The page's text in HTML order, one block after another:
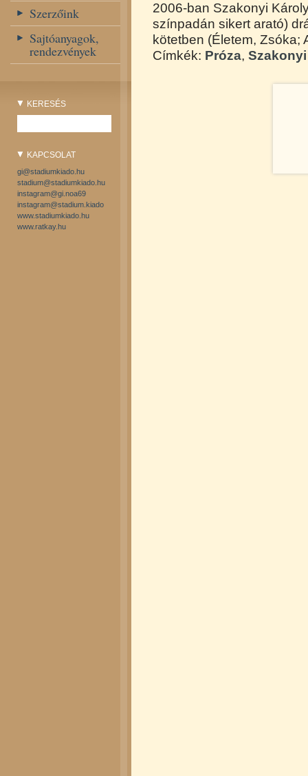
Szerzőink
Sajtóanyagok,
rendezvények
KERESÉS
KAPCSOLAT
gi@stadiumkiado.hu
stadium@stadiumkiado.hu
instagram@gi.noa69
instagram@stadium.kiado
www.stadiumkiado.hu
www.ratkay.hu
2006-ban Szakonyi
színpadán sikert arató)
kötetben (Életem, Zsóka;
Címkék: Próza,